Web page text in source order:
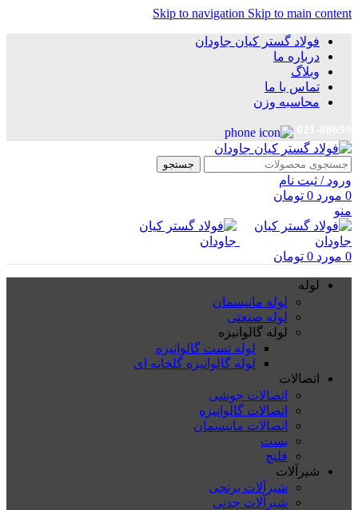
Skip to navigation Skip to main content
فولاد گستر کیان جاودان
درباره ما
وبلاگ
تماس با ما
محاسبه وزن
جستجو
ورود / ثبت نام
0 مورد 0 تومان
منو
0 مورد 0 تومان
لوله
لوله مانیسمان
لوله صنعتی
لوله گالوانیزه
لوله تست گالوانیزه
لوله گالوانیزه گلخانه ای
اتصالات
اتصالات جوشی
اتصالات گالوانیزه
اتصالات مانیسمان
بست
فلنچ
شیرآلات
شیرآلات برنجی
شیرآلات چدنی